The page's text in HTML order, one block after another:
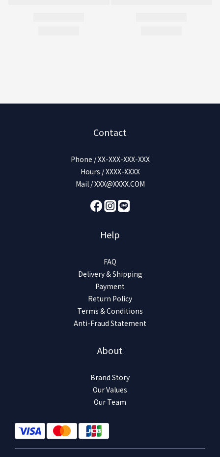
Contact
Phone / XX-XXX-XXX-XXX
Hours / XXXX-XXXX
Mail / XXX@XXXX.COM
Help
FAQ
Delivery & Shipping
Payment
Return Policy
Terms & Conditions
Anti-Fraud Statement
About
Brand Story
Our Values
Our Team